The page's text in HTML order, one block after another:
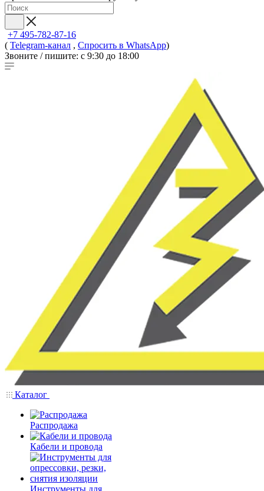
+7 495-782-87-16
( Telegram-канал , Спросить в WhatsApp)
Звоните / пишите: с 9:30 до 18:00
Каталог
Распродажа
Кабели и провода
Инструменты для